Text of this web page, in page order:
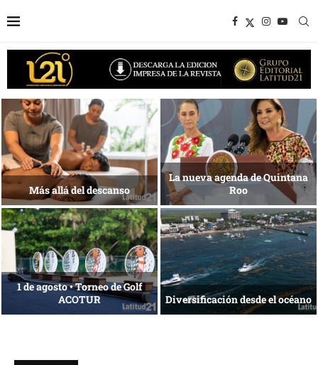
Energía que Impulsa la
competitividad
Reconocimiento de viajeros
La esencia del servicio
Desarrollo en disputa… ¿Hasta
dónde crecer?